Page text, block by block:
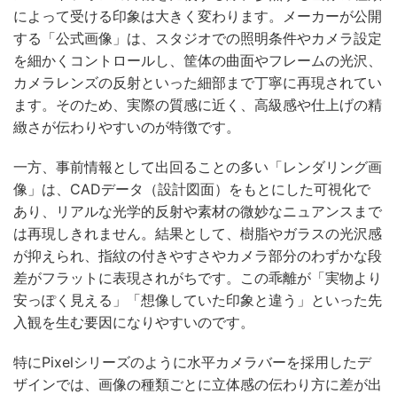
によって受ける印象は大きく変わります。メーカーが公開
する「公式画像」は、スタジオでの照明条件やカメラ設定
を細かくコントロールし、筐体の曲面やフレームの光沢、
カメラレンズの反射といった細部まで丁寧に再現されてい
ます。そのため、実際の質感に近く、高級感や仕上げの精
緻さが伝わりやすいのが特徴です。
一方、事前情報として出回ることの多い「レンダリング画
像」は、CADデータ（設計図面）をもとにした可視化で
あり、リアルな光学的反射や素材の微妙なニュアンスまで
は再現しきれません。結果として、樹脂やガラスの光沢感
が抑えられ、指紋の付きやすさやカメラ部分のわずかな段
差がフラットに表現されがちです。この乖離が「実物より
安っぽく見える」「想像していた印象と違う」といった先
入観を生む要因になりやすいのです。
特にPixelシリーズのように水平カメラバーを採用したデ
ザインでは、画像の種類ごとに立体感の伝わり方に差が出